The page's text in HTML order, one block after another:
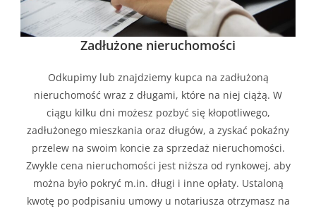
Zadłużone nieruchomości
Odkupimy lub znajdziemy kupca na zadłużoną
nieruchomość wraz z długami, które na niej ciążą. W
ciągu kilku dni możesz pozbyć się kłopotliwego,
zadłużonego mieszkania oraz długów, a zyskać pokaźny
przelew na swoim koncie za sprzedaż nieruchomości.
Zwykle cena nieruchomości jest niższa od rynkowej, aby
można było pokryć m.in. długi i inne opłaty. Ustaloną
kwotę po podpisaniu umowy u notariusza otrzymasz na